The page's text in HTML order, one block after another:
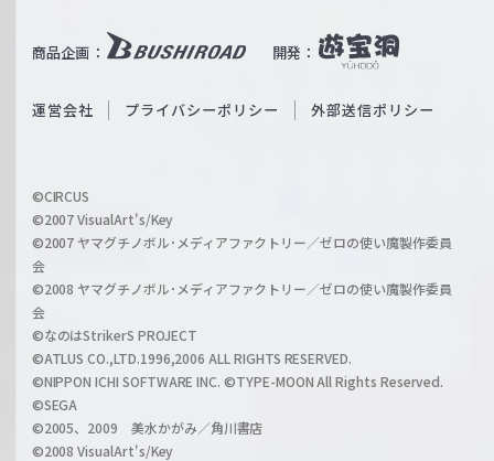
ß
c
a
r
z
商品企画： 開発：
b
O
i
l
h
a
n
運営会社 プライバシーポリシー 外部送信ポリシー
©CIRCUS
©2007 VisualArt's/Key
©2007 ヤマグチノボル･メディアファクトリー／ゼロの使い魔製作委員
会
©2008 ヤマグチノボル･メディアファクトリー／ゼロの使い魔製作委員
会
©なのはStrikerS PROJECT
©ATLUS CO.,LTD.1996,2006 ALL RIGHTS RESERVED.
©NIPPON ICHI SOFTWARE INC. ©TYPE-MOON All Rights Reserved.
©SEGA
©2005、2009 美水かがみ／角川書店
©2008 VisualArt's/Key